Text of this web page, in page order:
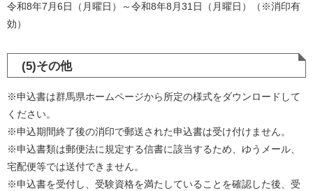
令和8年7月6日（月曜日）～令和8年8月31日（月曜日）（※消印有
効）
(5)その他
※申込書は群馬県ホームページから所定の様式をダウンロードして
ください。
※申込期間終了後の消印で郵送された申込書は受け付けません。
※申込書類は郵便法に規定する信書に該当するため、ゆうメール、
宅配便等では送付できません。
※申込書を受付し、受験資格を満たしていることを確認した後、受